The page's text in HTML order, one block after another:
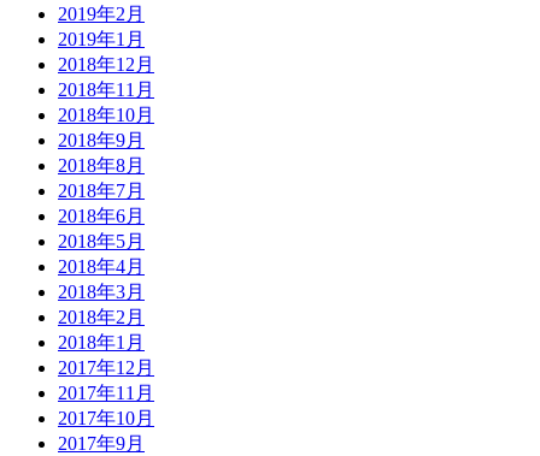
2019年2月
2019年1月
2018年12月
2018年11月
2018年10月
2018年9月
2018年8月
2018年7月
2018年6月
2018年5月
2018年4月
2018年3月
2018年2月
2018年1月
2017年12月
2017年11月
2017年10月
2017年9月